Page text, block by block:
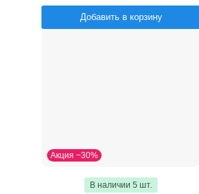
Добавить в корзину
Акция −30%
В наличии 5 шт.